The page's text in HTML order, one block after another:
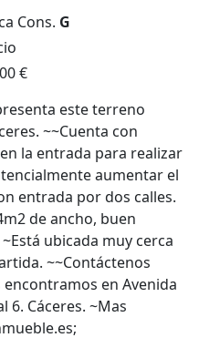
Cons. G
€
este terreno
~~Cuenta con
la entrada para realizar
aumentar el
entrada por dos calles.
de ancho, buen
ubicada muy cerca
~~Contáctenos
en Avenida
6. Cáceres. ~Mas